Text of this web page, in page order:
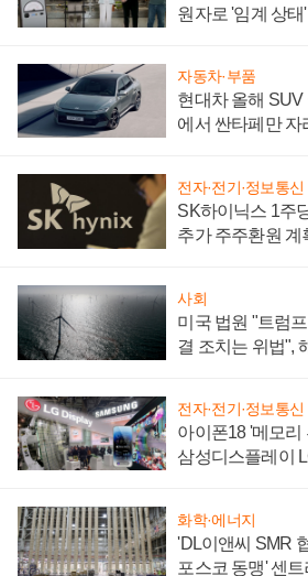
원자로 '임계 상
자동차·부품
현대차 올해
에서 싼타페만 자
전자·전기·정보통신
SK하이닉스 1주
추가 주주환원 계
사회
미국 법원 "트럼
결 조치는 위법",
전자·전기·정보통신
아이폰18 '메모리
삼성디스플레이
화학·에너지
'DL이앤씨 SMR
포스코 동맹' 센